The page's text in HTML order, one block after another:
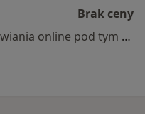
Brak ceny
Specjalista nie oferuje umawiania online pod tym adresem.